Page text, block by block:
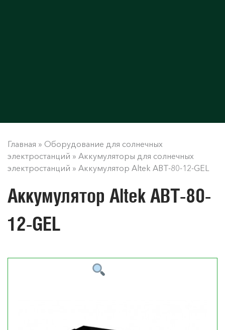
Главная » Оборудование для солнечных
электростанций » Аккумуляторы для солнечных
электростанций » Аккумулятор Altek ABT-80-12-GEL
Аккумулятор Altek ABT-80-
12-GEL